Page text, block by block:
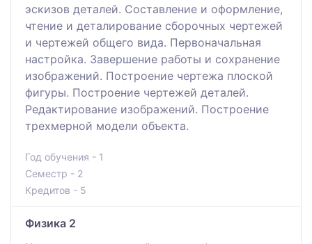
эскизов деталей. Составление и оформление,
чтение и деталирование сборочных чертежей
и чертежей общего вида. Первоначальная
настройка. Завершение работы и сохранение
изображений. Построение чертежа плоской
фигуры. Построение чертежей деталей.
Редактирование изображений. Построение
трехмерной модели объекта.
Год обучения - 1
Семестр - 2
Кредитов - 5
Физика 2